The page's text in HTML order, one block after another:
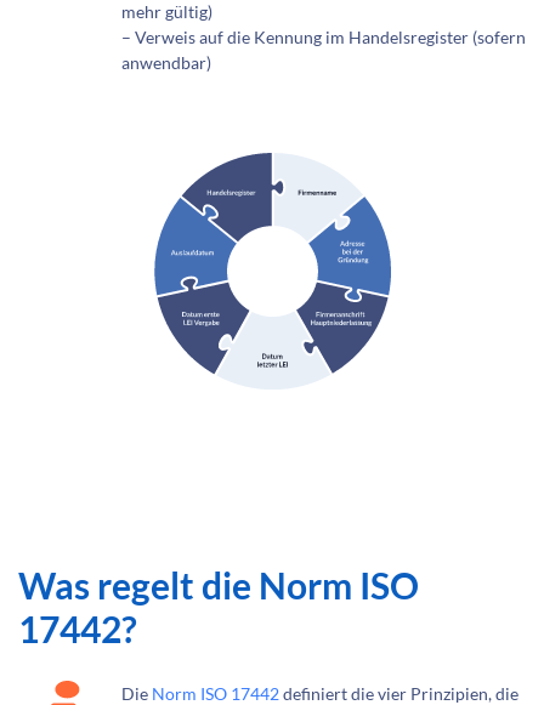
mehr gültig)
– Verweis auf die Kennung im Handelsregister (sofern
anwendbar)
Was regelt die Norm ISO
17442?
Die Norm ISO 17442definiert die vier Prinzipien, die